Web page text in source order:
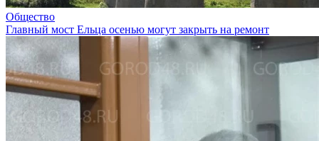
Общество
Главный мост Ельца осенью могут закрыть на ремонт